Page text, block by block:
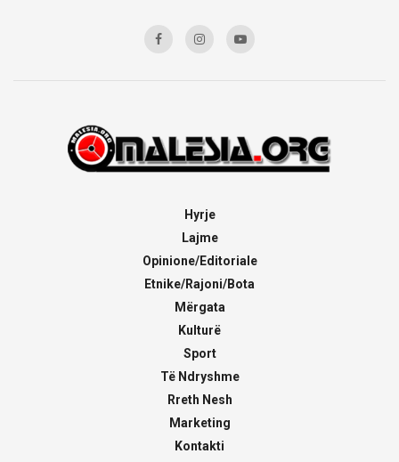
Hyrje
Lajme
Opinione/Editoriale
Etnike/Rajoni/Bota
Mërgata
Kulturë
Sport
Të Ndryshme
Rreth Nesh
Marketing
Kontakti